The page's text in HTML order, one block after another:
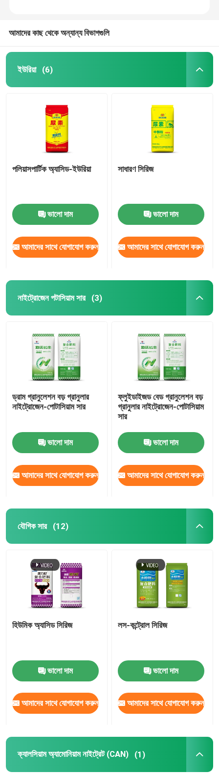
পণ্য
আমাদের সম্পর্কে
যোগাযোগ করুন
খবর
মামলা
ইউরিয়া
আমাদের কাছ থেকে অন্যান্য বিভাগগুলি
ইউরিয়া (6)
পলিয়াসপার্টিক অ্যাসিড-ইউরিয়া
ভালো দাম
আমাদের সাথে যোগাযোগ করুন
সাধারণ সিরিজ
ভালো দাম
আমাদের সাথে যোগাযোগ করুন
নাইট্রোজেন পটাসিয়াম সার (3)
ড্রাম গ্রানুলেশন বড় গ্রানুলার
নাইট্রোজেন-পোটাসিয়াম সার
ভালো দাম
আমাদের সাথে যোগাযোগ করুন
ফ্লুইডাইজড বেড গ্রানুলেশন বড়
গ্রানুলার নাইট্রোজেন-পোটাসিয়াম
সার
ভালো দাম
আমাদের সাথে যোগাযোগ করুন
যৌগিক সার (12)
হিউমিক অ্যাসিড সিরিজ
ভালো দাম
আমাদের সাথে যোগাযোগ করুন
লস-কন্ট্রোল সিরিজ
ভালো দাম
আমাদের সাথে যোগাযোগ করুন
ক্যালসিয়াম অ্যামোনিয়াম নাইট্রেট (CAN) (1)